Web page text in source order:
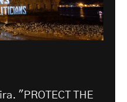
"PROTECT THE